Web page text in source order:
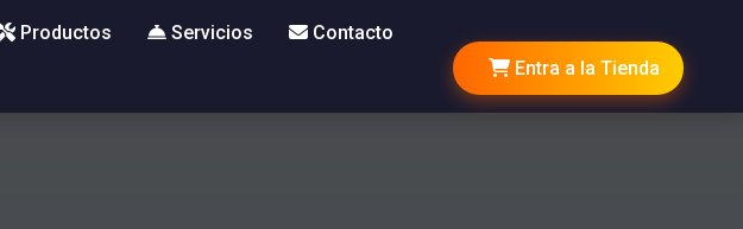
Productos Servicios
Contacto
Entra a la Tienda